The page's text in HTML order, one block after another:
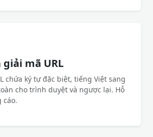
giải mã URL
chứa ký tự đặc biệt, tiếng Việt sang
cho trình duyệt và ngược lại. Hỗ
cáo.